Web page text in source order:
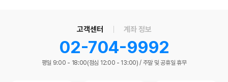
고객센터 계좌 정보
02-704-9992
평일 9:00 - 18:00(점심 12:00 - 13:00) / 주말 및 공휴일 휴무